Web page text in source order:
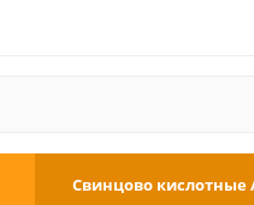
Свинцово кислотные